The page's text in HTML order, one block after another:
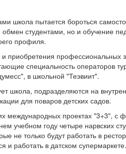
школа пытается бороться
студентами, но и обучение
профиля.
приобретения профессиональных
специальность операторов
в школьной "Теэвиит".
школа, подразделяются на
для поваров детских садов.
международных проектах "3+3", с
учебном году четыре нарвских
не только будут работать в
и работать в датском супермаркете.